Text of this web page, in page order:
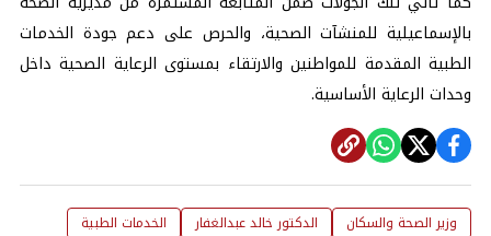
بالإسماعيلية للمنشآت الصحية، والحرص على دعم جودة الخدمات
الطبية المقدمة للمواطنين والارتقاء بمستوى الرعاية الصحية داخل
وحدات الرعاية الأساسية.
وزير الصحة والسكان الدكتور خالد عبدالغفار
الخدمات الطبية